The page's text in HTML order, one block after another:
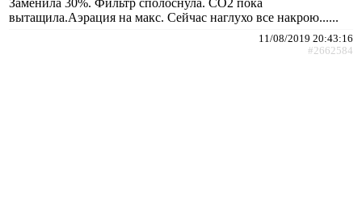
вытащила.Аэрация на макс. Сейчас наглухо все накрою......
11/08/2019 20:43:16
#2662584